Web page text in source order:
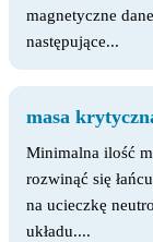
magnetyczne
następujące...
masa
Minimalna ilość
rozwinąć się
na ucieczkę
układu....